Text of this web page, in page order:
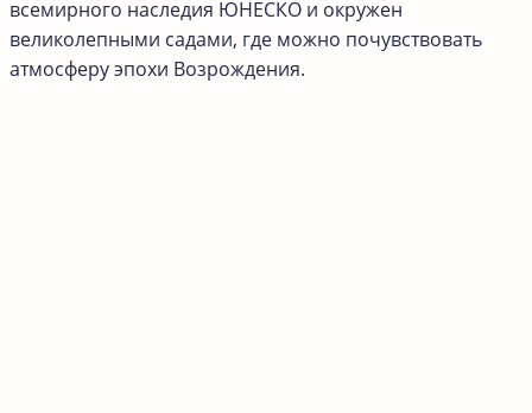
всемирного наследия ЮНЕСКО и окружен
великолепными садами, где можно почувствовать
атмосферу эпохи Возрождения.